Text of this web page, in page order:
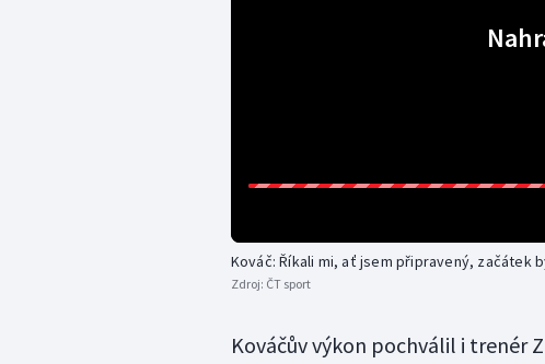
Kováč: Říkali mi, ať jsem připravený, začátek
Zdroj: ČT sport
Kováčův výkon pochválil i trenér